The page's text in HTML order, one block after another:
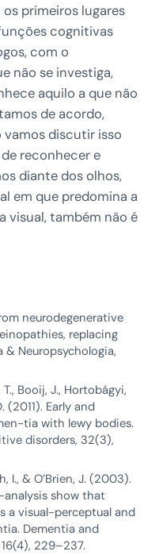
primeiros lugares
cognitivas
com o
não se investiga,
aquilo a que não
de acordo,
vamos discutir isso
reconhecer e
diante dos olhos,
em que predomina a
visual, também não é
neurodegenerative
replacing
& Neuropsychologia,
T., Booij, J., Hortobágyi,
(2011). Early and
tia with lewy bodies.
disorders, 32(3),
I., & O’Brien, J. (2003).
show that
a visual-perceptual and
Dementia and
229–237.